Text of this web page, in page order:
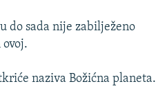
do sada nije zabilježeno
naziva Božićna planeta.